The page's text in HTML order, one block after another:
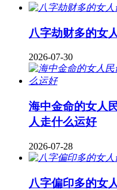
八字劫财多的女
2026-07-30
海中金命的女人
人走什么运好
2026-07-28
八字偏印多的女